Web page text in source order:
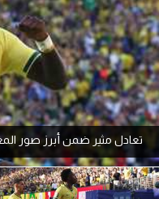
عدسات
آراء حرة
ركن الألعاب
بطولات
أمريكا 2026
تعادل مثير ضمن أبرز صور